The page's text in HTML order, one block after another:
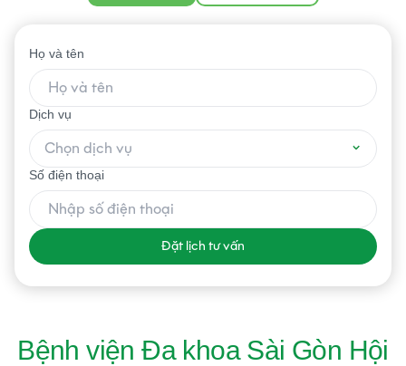
Họ và tên
Dịch vụ
Chọn dịch vụ
Số điện thoại
Đặt lịch tư vấn
Bệnh viện Đa khoa Sài Gòn Hội